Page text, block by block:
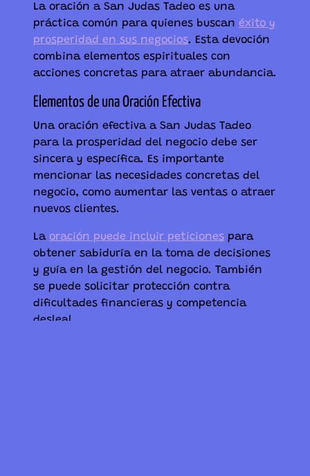
La oración a San Judas Tadeo es una
práctica común para quienes buscan éxito y
prosperidad en sus negocios. Esta devoción
combina elementos espirituales con
acciones concretas para atraer abundancia.
Elementos de una Oración Efectiva
Una oración efectiva a San Judas Tadeo
para la prosperidad del negocio debe ser
sincera y específica. Es importante
mencionar las necesidades concretas del
negocio, como aumentar las ventas o atraer
nuevos clientes.
La oración puede incluir peticiones para
obtener sabiduría en la toma de decisiones
y guía en la gestión del negocio. También
se puede solicitar protección contra
dificultades financieras y competencia
desleal.